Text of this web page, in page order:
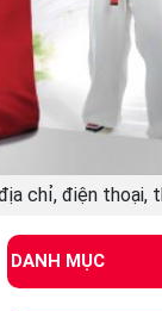
chỉ, điện thoại,
DANH MỤC